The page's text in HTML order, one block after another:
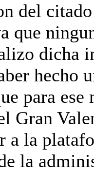
del
que
dicha
hecho
para
Gran
a la
la